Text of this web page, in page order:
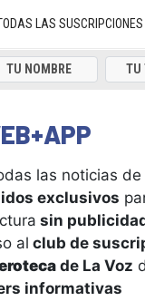
LAS SUSCRIPCIONES
las noticias
exclusivos
sin
al club de
de La Voz
informativas